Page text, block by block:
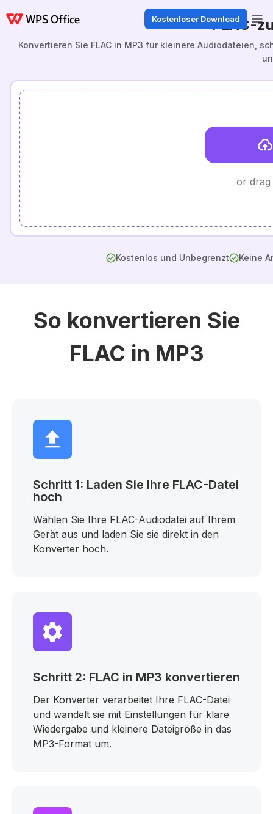
Kostenloser Download
FLAC-
Konvertieren Sie FLAC in MP3 für kleinere Audiodateien,
or drag
Kostenlos und Unbegrenzt Keine
So konvertieren Sie
FLAC in MP3
Schritt 1: Laden Sie Ihre FLAC-Datei
hoch
Wählen Sie Ihre FLAC-Audiodatei auf Ihrem
Gerät aus und laden Sie sie direkt in den
Konverter hoch.
Schritt 2: FLAC in MP3 konvertieren
Der Konverter verarbeitet Ihre FLAC-Datei
und wandelt sie mit Einstellungen für klare
Wiedergabe und kleinere Dateigröße in das
MP3-Format um.